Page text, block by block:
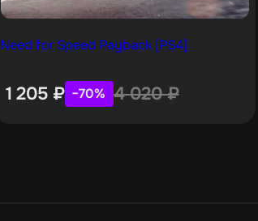
Need for Speed Payback [PS4]
1 205 ₽ −70% 4 020₽